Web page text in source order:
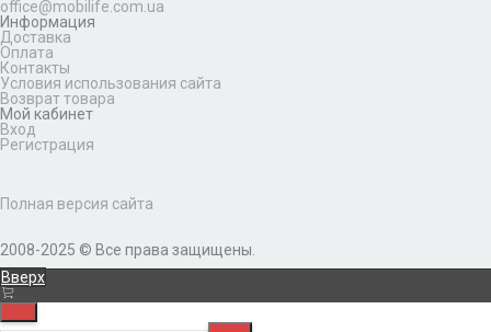
office@mobilife.com.ua
Информация
Доставка
Оплата
Контакты
Условия использования сайта
Возврат товара
Мой кабинет
Вход
Регистрация
Полная версия сайта
2008-2025 © Все права защищены.
Вверх